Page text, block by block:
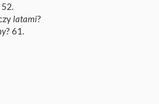
52.
latami?
? 61.